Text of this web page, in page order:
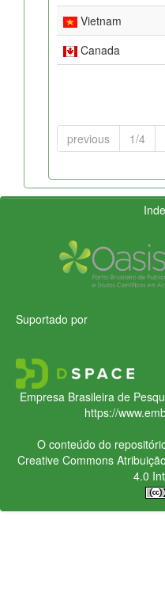
Vietnam
Canada
previous 1/4
Suportado por
Empresa Brasileira de
https://
O conteúdo do
Creative Commons
4.0